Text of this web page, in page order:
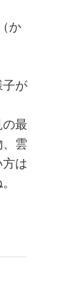
か
が
最
雲
は